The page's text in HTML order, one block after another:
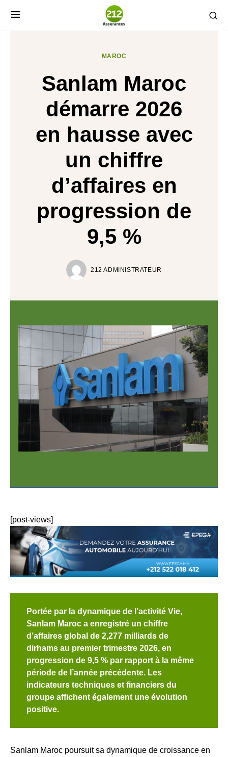
MAROC
Sanlam Maroc
démarre 2026
en hausse avec
un chiffre
d’affaires en
progression de
9,5 %
212 ADMINISTRATEUR
[post-views]
Portée par la dynamique de l’activité Vie,
Sanlam Maroc a enregistré un chiffre
d’affaires global de 2,277 milliards de
dirhams au premier trimestre 2026, en
progression de 9,5 % par rapport à la même
période de l’année précédente. Les
indicateurs techniques et financiers du
groupe affichent également une évolution
positive.
Sanlam Maroc poursuit sa dynamique de croissance en